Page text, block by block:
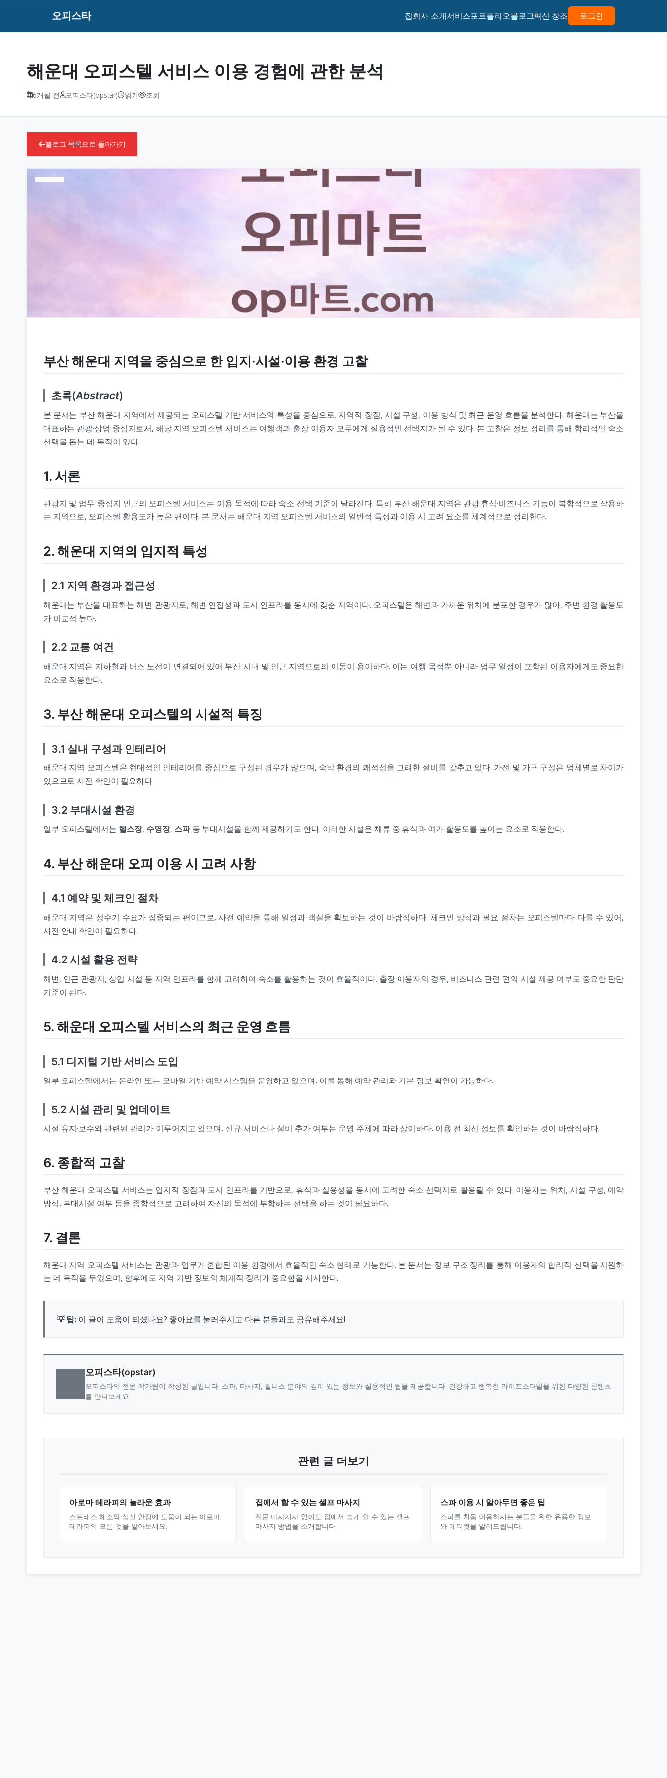
오피스타 집회사 소개서비스포트폴리오블로그혁신 창조 로그인
해운대 오피스텔 서비스 이용 경험에 관한 분석
6개월 전 오피스타(opstar) 읽기 조회
블로그 목록으로 돌아가기
부산 해운대 지역을 중심으로 한 입지·시설·이용 환경 고찰
초록(Abstract)
본 문서는 부산 해운대 지역에서 제공되는 오피스텔 기반 서비스의 특성을 중심으로, 지역적 장점, 시설 구성, 이용 방식 및 최근 운영 흐름을 분석한다. 해운대는 부산을
대표하는 관광·상업 중심지로서, 해당 지역 오피스텔 서비스는 여행객과 출장 이용자 모두에게 실용적인 선택지가 될 수 있다. 본 고찰은 정보 정리를 통해 합리적인 숙소
선택을 돕는 데 목적이 있다.
1. 서론
관광지 및 업무 중심지 인근의 오피스텔 서비스는 이용 목적에 따라 숙소 선택 기준이 달라진다. 특히 부산 해운대 지역은 관광·휴식·비즈니스 기능이 복합적으로 작용하
는 지역으로, 오피스텔 활용도가 높은 편이다. 본 문서는 해운대 지역 오피스텔 서비스의 일반적 특성과 이용 시 고려 요소를 체계적으로 정리한다.
2. 해운대 지역의 입지적 특성
2.1 지역 환경과 접근성
해운대는 부산을 대표하는 해변 관광지로, 해변 인접성과 도시 인프라를 동시에 갖춘 지역이다. 오피스텔은 해변과 가까운 위치에 분포한 경우가 많아, 주변 환경 활용도
가 비교적 높다.
2.2 교통 여건
해운대 지역은 지하철과 버스 노선이 연결되어 있어 부산 시내 및 인근 지역으로의 이동이 용이하다. 이는 여행 목적뿐 아니라 업무 일정이 포함된 이용자에게도 중요한
요소로 작용한다.
3. 부산 해운대 오피스텔의 시설적 특징
3.1 실내 구성과 인테리어
해운대 지역 오피스텔은 현대적인 인테리어를 중심으로 구성된 경우가 많으며, 숙박 환경의 쾌적성을 고려한 설비를 갖추고 있다. 가전 및 가구 구성은 업체별로 차이가
있으므로 사전 확인이 필요하다.
3.2 부대시설 환경
일부 오피스텔에서는 헬스장, 수영장, 스파등 부대시설을 함께 제공하기도 한다. 이러한 시설은 체류 중 휴식과 여가 활용도를 높이는 요소로 작용한다.
4. 부산 해운대 오피 이용 시 고려 사항
4.1 예약 및 체크인 절차
해운대 지역은 성수기 수요가 집중되는 편이므로, 사전 예약을 통해 일정과 객실을 확보하는 것이 바람직하다. 체크인 방식과 필요 절차는 오피스텔마다 다를 수 있어,
사전 안내 확인이 필요하다.
4.2 시설 활용 전략
해변, 인근 관광지, 상업 시설 등 지역 인프라를 함께 고려하여 숙소를 활용하는 것이 효율적이다. 출장 이용자의 경우, 비즈니스 관련 편의 시설 제공 여부도 중요한 판단
기준이 된다.
5. 해운대 오피스텔 서비스의 최근 운영 흐름
5.1 디지털 기반 서비스 도입
일부 오피스텔에서는 온라인 또는 모바일 기반 예약 시스템을 운영하고 있으며, 이를 통해 예약 관리와 기본 정보 확인이 가능하다.
5.2 시설 관리 및 업데이트
시설 유지·보수와 관련된 관리가 이루어지고 있으며, 신규 서비스나 설비 추가 여부는 운영 주체에 따라 상이하다. 이용 전 최신 정보를 확인하는 것이 바람직하다.
6. 종합적 고찰
부산 해운대 오피스텔 서비스는 입지적 장점과 도시 인프라를 기반으로, 휴식과 실용성을 동시에 고려한 숙소 선택지로 활용될 수 있다. 이용자는 위치, 시설 구성, 예약
방식, 부대시설 여부 등을 종합적으로 고려하여 자신의 목적에 부합하는 선택을 하는 것이 필요하다.
7. 결론
해운대 지역 오피스텔 서비스는 관광과 업무가 혼합된 이용 환경에서 효율적인 숙소 형태로 기능한다. 본 문서는 정보 구조 정리를 통해 이용자의 합리적 선택을 지원하
는 데 목적을 두었으며, 향후에도 지역 기반 정보의 체계적 정리가 중요함을 시사한다.
💡 팁: 이 글이 도움이 되셨나요? 좋아요를 눌러주시고 다른 분들과도 공유해주세요!
오피스타(opstar)
오피스타의 전문 작가팀이 작성한 글입니다. 스파, 마사지, 웰니스 분야의 깊이 있는 정보와 실용적인 팁을 제공합니다. 건강하고 행복한 라이프스타일을 위한 다양한 콘텐츠
를 만나보세요.
관련 글 더보기
아로마 테라피의 놀라운 효과
스트레스 해소와 심신 안정에 도움이 되는 아로마
테라피의 모든 것을 알아보세요.
집에서 할 수 있는 셀프 마사지
전문 마사지사 없이도 집에서 쉽게 할 수 있는 셀프
마사지 방법을 소개합니다.
스파 이용 시 알아두면 좋은 팁
스파를 처음 이용하시는 분들을 위한 유용한 정보
와 에티켓을 알려드립니다.